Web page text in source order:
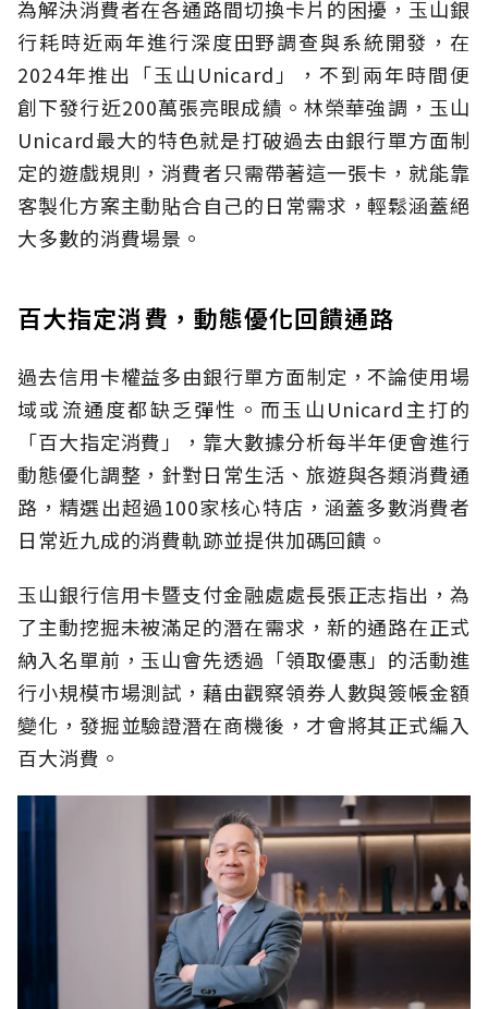
為解決消費者在各通路間切換卡片的困擾，玉山銀
行耗時近兩年進行深度田野調查與系統開發，在
2024年推出「玉山Unicard」，不到兩年時間便
創下發行近200萬張亮眼成績。林榮華強調，玉山
Unicard最大的特色就是打破過去由銀行單方面制
定的遊戲規則，消費者只需帶著這一張卡，就能靠
客製化方案主動貼合自己的日常需求，輕鬆涵蓋絕
大多數的消費場景。
百大指定消費，動態優化回饋通路
過去信用卡權益多由銀行單方面制定，不論使用場
域或流通度都缺乏彈性。而玉山Unicard主打的
「百大指定消費」，靠大數據分析每半年便會進行
動態優化調整，針對日常生活、旅遊與各類消費通
路，精選出超過100家核心特店，涵蓋多數消費者
日常近九成的消費軌跡並提供加碼回饋。
玉山銀行信用卡暨支付金融處處長張正志指出，為
了主動挖掘未被滿足的潛在需求，新的通路在正式
納入名單前，玉山會先透過「領取優惠」的活動進
行小規模市場測試，藉由觀察領券人數與簽帳金額
變化，發掘並驗證潛在商機後，才會將其正式編入
百大消費。